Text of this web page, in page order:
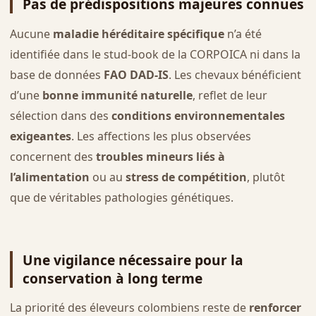
Pas de prédispositions majeures connues
Aucune maladie héréditaire spécifiquen’a été
identifiée dans le stud-book de la CORPOICA ni dans la
base de données FAO DAD-IS. Les chevaux bénéficient
d’une bonne immunité naturelle, reflet de leur
sélection dans des conditions environnementales
exigeantes. Les affections les plus observées
concernent des troubles mineurs liés à
l’alimentation ou au stress de compétition, plutôt
que de véritables pathologies génétiques.
Une vigilance nécessaire pour la
conservation à long terme
La priorité des éleveurs colombiens reste de renforcer